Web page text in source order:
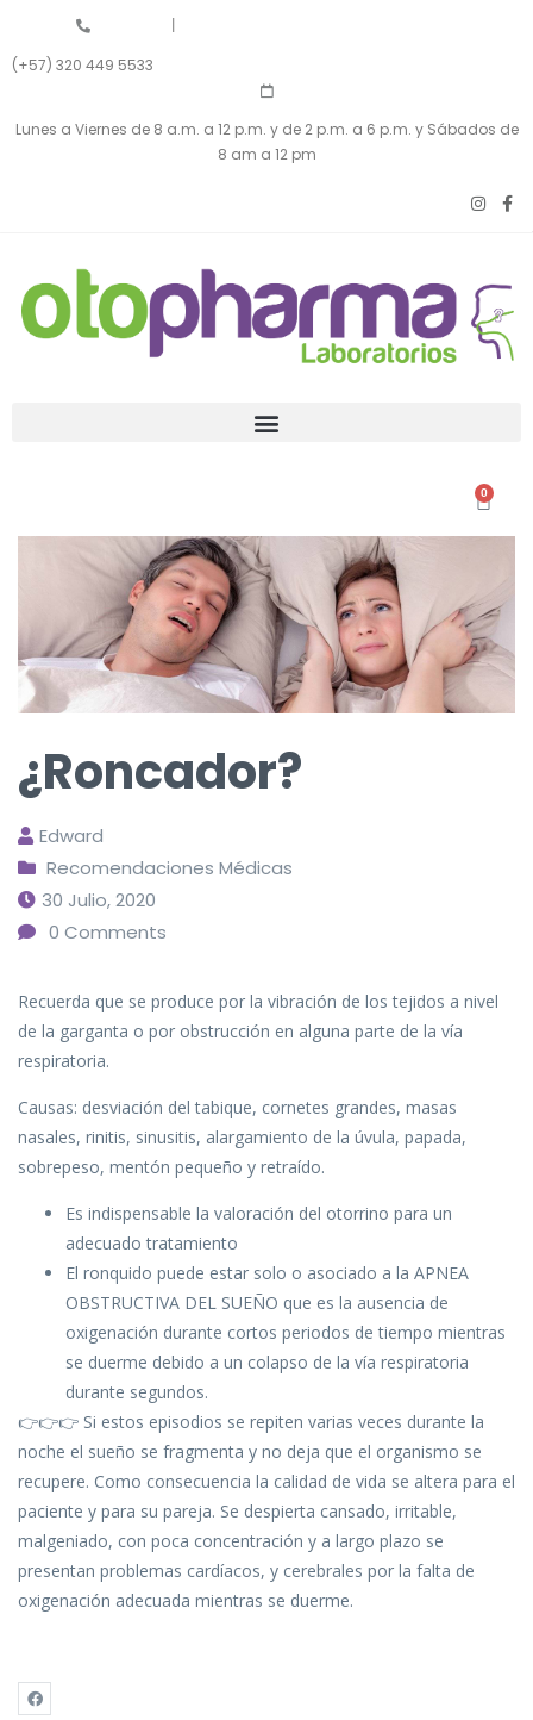
(+57) 320 449 5533
|
Lunes a Viernes de 8 a.m. a 12 p.m. y de 2 p.m. a 6 p.m. y Sábados de
8 am a 12 pm
0
¿Roncador?
Edward
Recomendaciones Médicas
30 Julio, 2020
0 Comments
Recuerda que se produce por la vibración de los tejidos a nivel
de la garganta o por obstrucción en alguna parte de la vía
respiratoria.
Causas: desviación del tabique, cornetes grandes, masas
nasales, rinitis, sinusitis, alargamiento de la úvula, papada,
sobrepeso, mentón pequeño y retraído.
Es indispensable la valoración del otorrino para un
adecuado tratamiento
El ronquido puede estar solo o asociado a la APNEA
OBSTRUCTIVA DEL SUEÑO que es la ausencia de
oxigenación durante cortos periodos de tiempo mientras
se duerme debido a un colapso de la vía respiratoria
durante segundos.
👉👉👉 Si estos episodios se repiten varias veces durante la
noche el sueño se fragmenta y no deja que el organismo se
recupere. Como consecuencia la calidad de vida se altera para el
paciente y para su pareja. Se despierta cansado, irritable,
malgeniado, con poca concentración y a largo plazo se
presentan problemas cardíacos, y cerebrales por la falta de
oxigenación adecuada mientras se duerme.